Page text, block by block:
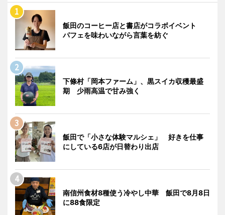
飯田のコーヒー店と書店がコラボイベント
パフェを味わいながら言葉を紡ぐ
下條村「岡本ファーム」、黒スイカ収穫最盛
期 少雨高温で甘み強く
飯田で「小さな体験マルシェ」 好きを仕事
にしている6店が日替わり出店
南信州食材8種使う冷やし中華 飯田で8月8日
に88食限定